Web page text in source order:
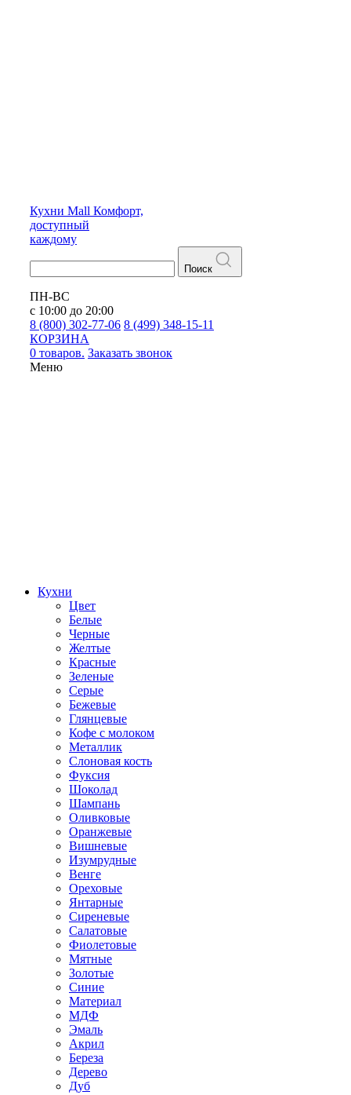
Кухни Mall Комфорт,
доступный
каждому
Поиск
ПН-ВС
с 10:00 до 20:00
8 (800) 302-77-06 8 (499) 348-15-11
КОРЗИНА
0 товаров. Заказать звонок
Меню
Кухни
Цвет
Белые
Черные
Желтые
Красные
Зеленые
Серые
Бежевые
Глянцевые
Кофе с молоком
Металлик
Слоновая кость
Фуксия
Шоколад
Шампань
Оливковые
Оранжевые
Вишневые
Изумрудные
Венге
Ореховые
Янтарные
Сиреневые
Салатовые
Фиолетовые
Мятные
Золотые
Синие
Материал
МДФ
Эмаль
Акрил
Береза
Дерево
Дуб